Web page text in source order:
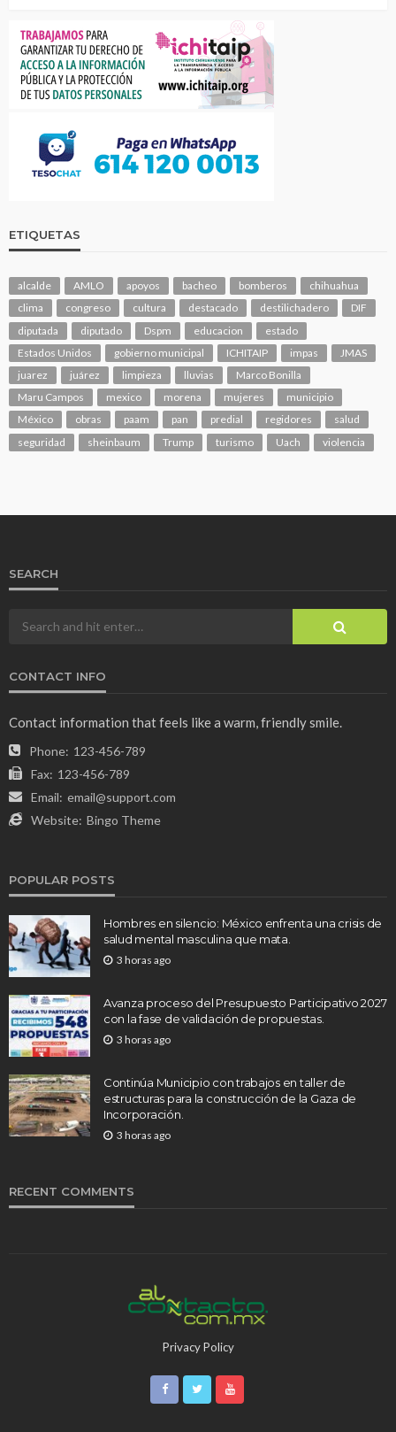
ETIQUETAS
alcalde AMLO apoyos bacheo bomberos
chihuahua
clima
congreso cultura destacado destilichadero
DIF
diputada
diputado Dspm educacion
estado
Estados Unidos
gobierno municipal ICHITAIP impas
JMAS
juarez
juárez limpieza lluvias
Marco Bonilla
Maru Campos
mexico morena mujeres
municipio
México
obras paam pan predial regidores
salud
seguridad
sheinbaum Trump turismo Uach violencia
SEARCH
CONTACT INFO
Contact information that feels like a warm, friendly smile.
Phone: 123-456-789
Fax: 123-456-789
Email: email@support.com
Website: Bingo Theme
POPULAR POSTS
Hombres en silencio: México enfrenta una crisis de
salud mental masculina que mata.
3 horas ago
Avanza proceso del Presupuesto Participativo 2027
con la fase de validación de propuestas.
3 horas ago
Continúa Municipio con trabajos en taller de
estructuras para la construcción de la Gaza de
Incorporación.
3 horas ago
RECENT COMMENTS
Privacy Policy